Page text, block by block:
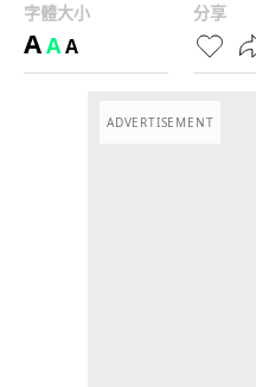
字體大小
AAA
分享
ADVERTISEMENT